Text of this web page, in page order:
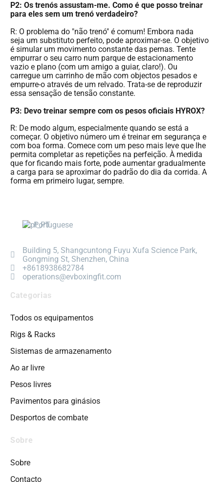
P2: Os trenós assustam-me. Como é que posso treinar
para eles sem um trenó verdadeiro?
R: O problema do "não trenó" é comum! Embora nada
seja um substituto perfeito, pode aproximar-se. O objetivo
é simular um movimento constante das pernas. Tente
empurrar o seu carro num parque de estacionamento
vazio e plano (com um amigo a guiar, claro!). Ou
carregue um carrinho de mão com objectos pesados e
empurre-o através de um relvado. Trata-se de reproduzir
essa sensação de tensão constante.
P3: Devo treinar sempre com os pesos oficiais HYROX?
R: De modo algum, especialmente quando se está a
começar. O objetivo número um é treinar em segurança e
com boa forma. Comece com um peso mais leve que lhe
permita completar as repetições na perfeição. À medida
que for ficando mais forte, pode aumentar gradualmente
a carga para se aproximar do padrão do dia da corrida. A
forma em primeiro lugar, sempre.
Portuguese
Building 5, Shangcuntong Fuyu Xufa Science Park,
Gongming St, Shenzhen, China
+8618938682784
operations@evboxingfit.com
Categorias
Todos os equipamentos
Rigs & Racks
Sistemas de armazenamento
Ao ar livre
Pesos livres
Pavimentos para ginásios
Desportos de combate
Sobre
Sobre
Contacto